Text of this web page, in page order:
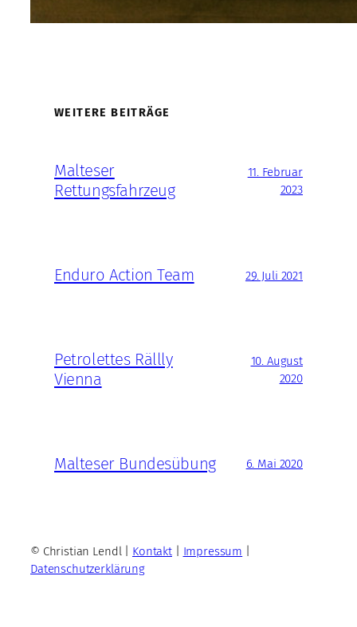
WEITERE BEITRÄGE
Malteser
Rettungsfahrzeug
11. Februar
2023
Enduro Action Team 29. Juli 2021
Petrolettes Rällly
Vienna
10. August
2020
Malteser Bundesübung 6. Mai 2020
© Christian Lendl | Kontakt| Impressum
Datenschutzerklärung